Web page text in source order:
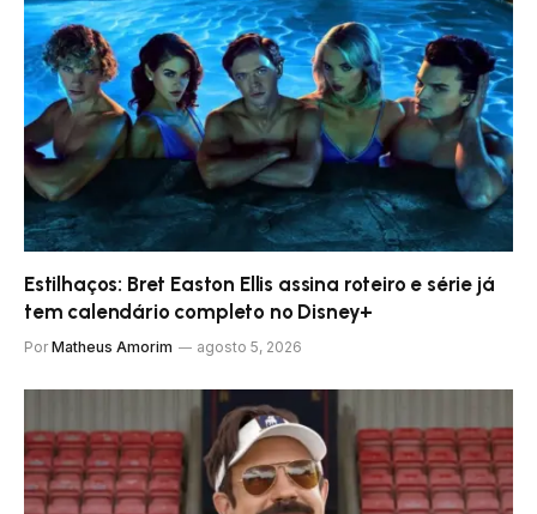
Estilhaços: Bret Easton Ellis assina roteiro e série já
tem calendário completo no Disney+
Por Matheus Amorim agosto 5, 2026